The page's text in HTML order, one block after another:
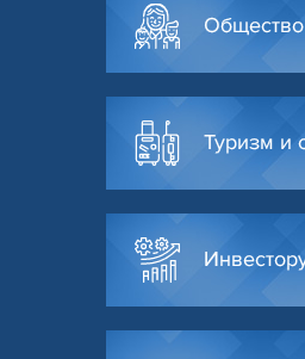
Общество
Туризм и